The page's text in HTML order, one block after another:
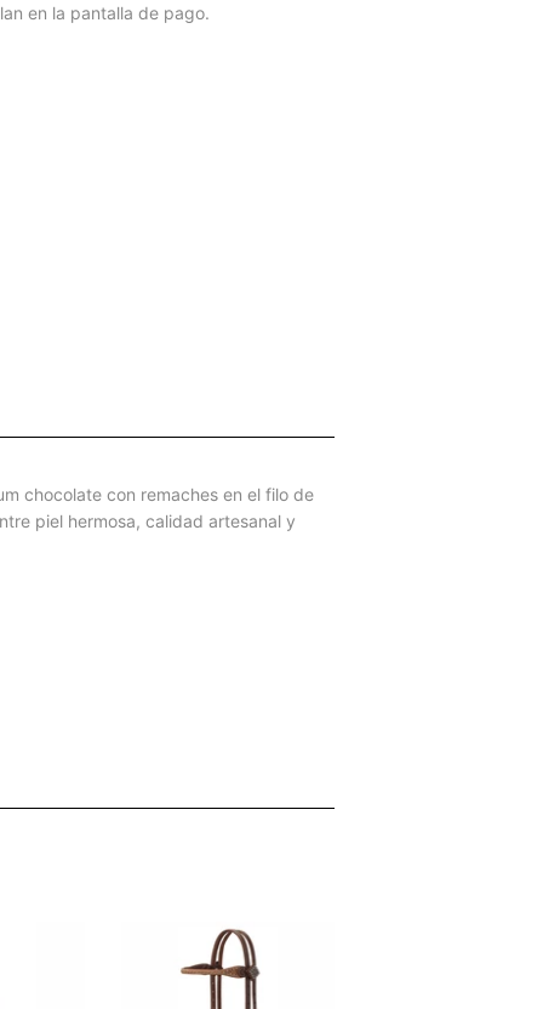
en la pantalla de pago.
chocolate con remaches en el filo de
piel hermosa, calidad artesanal y